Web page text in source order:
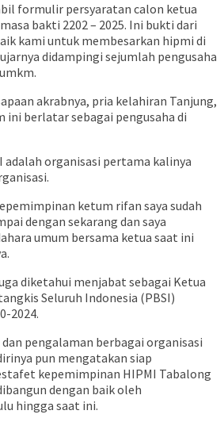
formulir persyaratan calon ketua
bakti 2202 – 2025. Ini bukti dari
kami untuk membesarkan hipmi di
didampingi sejumlah pengusaha
akrabnya, pria kelahiran Tanjung,
ini berlatar sebagai pengusaha di
adalah organisasi pertama kalinya
ketum rifan saya sudah
dengan sekarang dan saya
umum bersama ketua saat ini
diketahui menjabat sebagai Ketua
Seluruh Indonesia (PBSI)
2024.
pengalaman berbagai organisasi
pun mengatakan siap
kepemimpinan HIPMI Tabalong
dengan baik oleh
hingga saat ini.